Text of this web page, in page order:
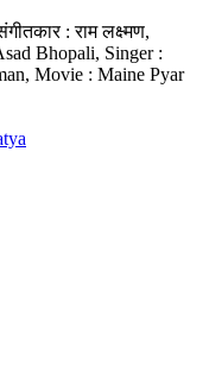
: राम लक्ष्मण,
Bhopali, Singer :
Movie : Maine Pyar